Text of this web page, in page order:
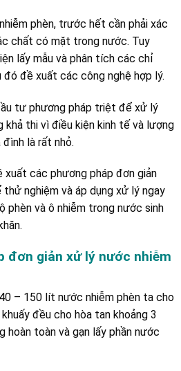
phèn, trước hết cần phải xác
chất có mặt trong nước. Tuy
lấy mẫu và phân tích các chỉ
đề xuất các công nghệ hợp lý.
tư phương pháp triệt để xử lý
khả thi vì điều kiện kinh tế và lượng
là rất nhỏ.
các phương pháp đơn giản
nghiệm và áp dụng xử lý ngay
phèn và ô nhiễm trong nước sinh
đơn giản xử lý nước nhiễm
– 150 lít nước nhiễm phèn ta cho
đều cho hòa tan khoảng 3
hoàn toàn và gạn lấy phần nước